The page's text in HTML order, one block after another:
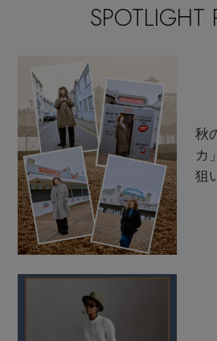
SPOTLIGHT
秋
カ
狙